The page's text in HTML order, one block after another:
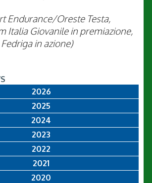
Endurance/Oreste Testa,
Italia Giovanile in premiazione,
in azione)
2026
2025
2024
2023
2022
2021
2020